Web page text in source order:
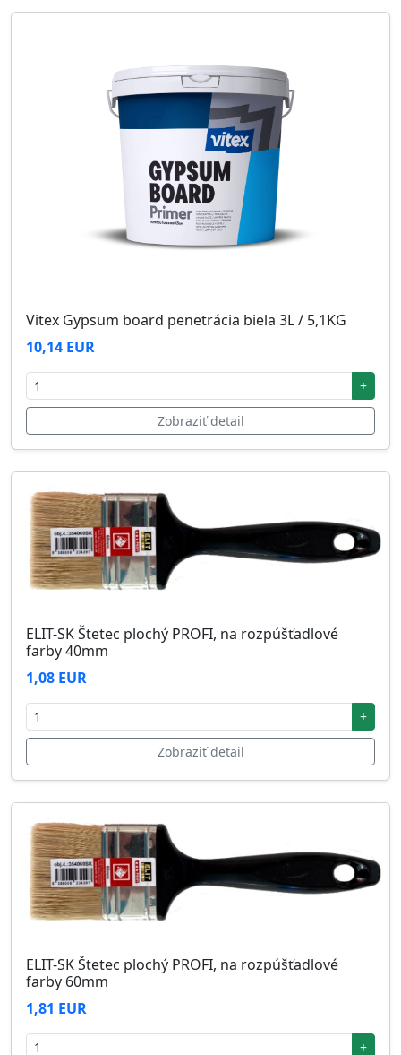
Vitex Gypsum board penetrácia biela 3L / 5,1KG
10,14 EUR
+
Zobraziť detail
ELIT-SK Štetec plochý PROFI, na rozpúšťadlové
farby 40mm
1,08 EUR
+
Zobraziť detail
ELIT-SK Štetec plochý PROFI, na rozpúšťadlové
farby 60mm
1,81 EUR
+